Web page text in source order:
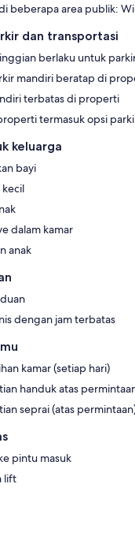
beberapa area publik:
dan transportasi
berlaku untuk
mandiri beratap di
terbatas di properti
termasuk opsi
keluarga
bayi
kecil
dalam kamar
anak
dengan jam terbatas
kamar (setiap hari)
handuk atas
seprai (atas
pintu masuk
lift